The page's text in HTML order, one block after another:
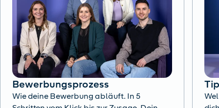
Bewerbungsprozess
Wie deine Bewerbung abläuft. In 5